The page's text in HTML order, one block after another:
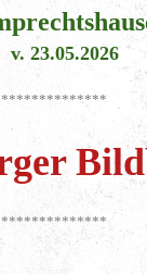
v. 23.05.2026